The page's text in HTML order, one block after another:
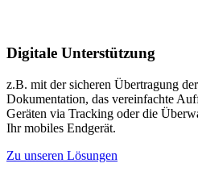
Digitale Unterstützung
z.B. mit der sicheren Übertragung
Dokumentation, das vereinfachte
Geräten via Tracking oder die
Ihr mobiles Endgerät.
Zu unseren Lösungen